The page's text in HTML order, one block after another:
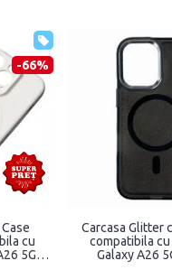
-34%
Husa Sleep Stand Case
compatibila cu Samsung
Galaxy A26 5G Black